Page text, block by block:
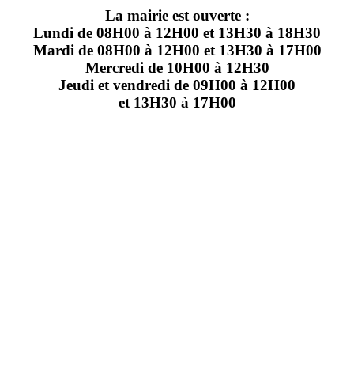
La mairie est ouverte :
Lundi de 08H00 à 12H00 et 13H30 à 18H30
Mardi de 08H00 à 12H00 et 13H30 à 17H00
Mercredi de 10H00 à 12H30
Jeudi et vendredi de 09H00 à 12H00
et 13H30 à 17H00